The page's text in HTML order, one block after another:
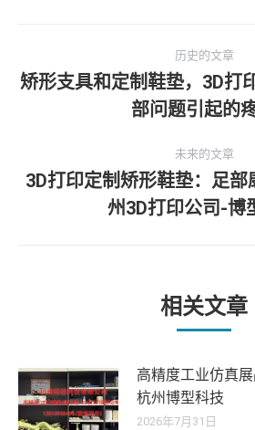
章
航
历史的文章
历
史
文
章：
矫形支具和定制鞋垫，3D打
部问题引起的
未来的文章
未
来
3D打印定制矫形鞋垫：足
州3D打印公司-博
相关文章
高精度工业仿真
杭州博型科技
2026年7月31日